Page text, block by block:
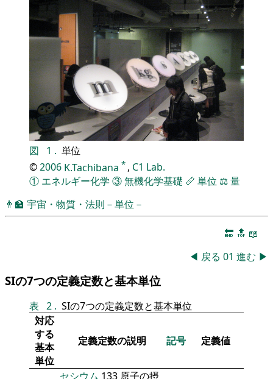
図 1 . 単位
©2006 K.Tachibana * , C1 Lab.
① エネルギー化学 ③無機化学基礎 📏 単位 ⚖️量
👨‍🏫 宇宙・物質・法則－単位－
🔚 🔝 📖
◀ 戻る 01 進む ▶
SIの7つの定義定数と基本単位
表 2 . SIの7つの定義定数と基本単位
対応
する
基本
単位
定義定数の説明 記号 定義値
セシウム 133 原子の摂